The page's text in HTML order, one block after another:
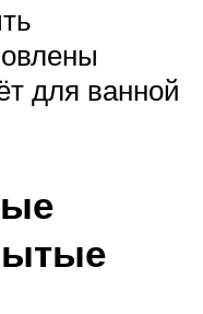
для ванной